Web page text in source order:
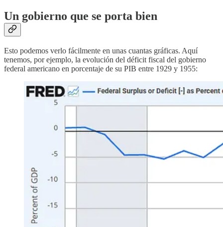
Un gobierno que se porta bien
Esto podemos verlo fácilmente en unas cuantas gráficas. Aquí
tenemos, por ejemplo, la evolución del déficit fiscal del gobierno
federal americano en porcentaje de su PIB entre 1929 y 1955: